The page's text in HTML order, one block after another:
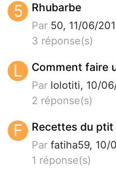
5 Rhubarbe
Par 50, 11/06/
3 réponse(s)
L Comment faire
Par lolotiti, 10/
2 réponse(s)
F Recettes du
Par fatiha59, 10/
1 réponse(s)